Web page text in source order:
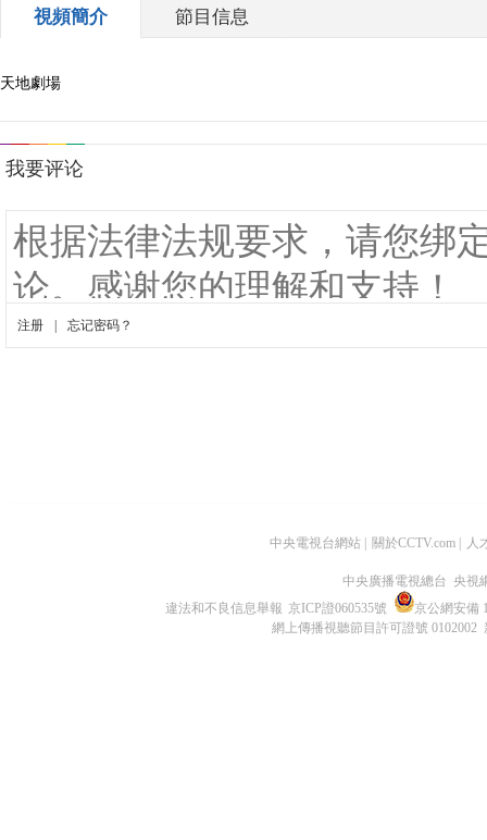
視頻簡介 節目信息
天地劇場
中央電視台網站 關於CCTV.com 人
中央廣播電視總台 央視
違法和不良信息舉報 京ICP證060535號
京公網安備
網上傳播視聽節目許可證號 0102002